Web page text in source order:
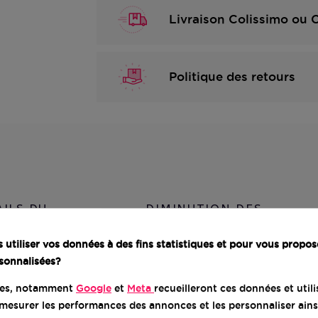
Livraison Colissimo ou
Politique des retours
DU
DIMINUTION DES
:
de 5,4 pouces, avec une résolution de 2340 x
utiliser vos données à des fins statistiques et pour vous
notamment Google et Meta recueilleront ces données et
les performances des annonces et les personnaliser